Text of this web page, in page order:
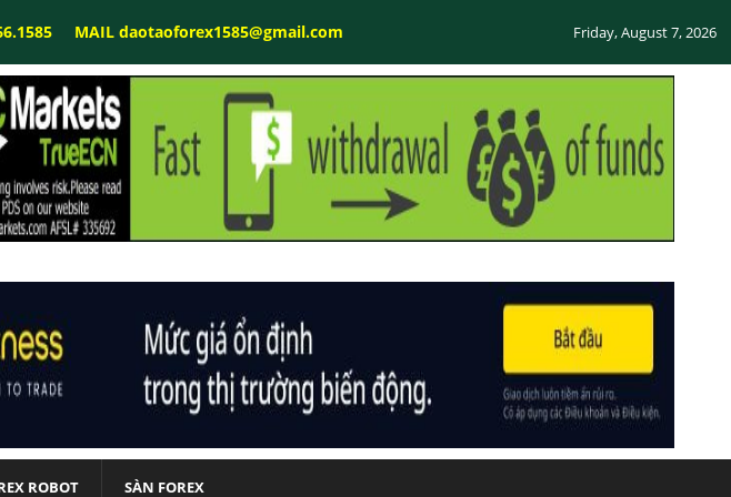
MAIL daotaoforex1585@gmail.com Friday, August 7, 2026
ROBOT SÀN FOREX